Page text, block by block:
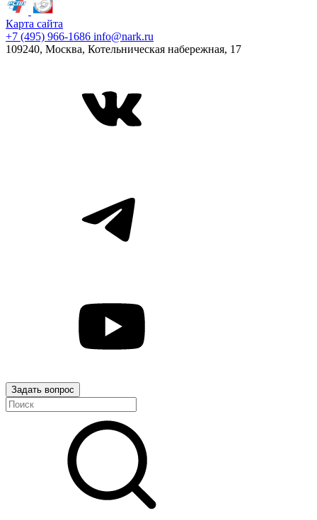
Карта сайта
+7 (495) 966-1686 info@nark.ru
109240, Москва, Котельническая набережная, 17
Задать вопрос